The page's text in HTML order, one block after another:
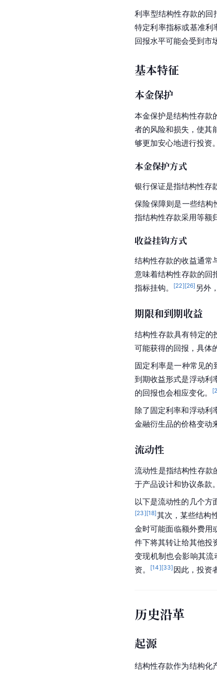
利率型结构性存款的回
特定利率指标或基准利
回报水平可能会受到市
基本特征
本金保护
本金保护是结构性存款
者的风险和损失，使其
够更加安心地进行投资
本金保护方式
银行保证是指结构性存
保险保障则是一些结构
指结构性存款采用等额
收益挂钩方式
结构性存款的收益通常
意味着结构性存款的回
指标挂钩。
[22][26] 另外
期限和到期收益
结构性存款具有特定的
可能获得的回报，具体
固定利率是一种常见
到期收益形式是浮动利
的回报也会相应变化。
[
除了固定利率和浮动利
金融衍生品的价格变动
流动性
流动性是指结构性存款
于产品设计和协议条款
以下是流动性的几个方
[23][18]其次，某些结构
金时可能面临额外费用
件下将其转让给其他投
变现机制也会影响其
资。
[14][33] 因此，投资
历史沿革
起源
结构性存款作为结构化